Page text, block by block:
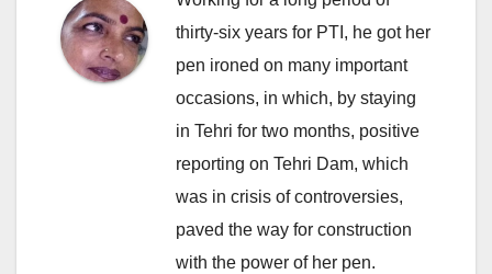
thirty-six years for PTI, he got her
pen ironed on many important
occasions, in which, by staying
in Tehri for two months, positive
reporting on Tehri Dam, which
was in crisis of controversies,
paved the way for construction
with the power of her pen.